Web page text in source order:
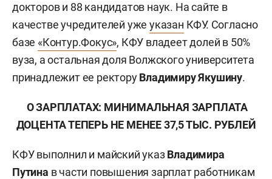
докторов и 88 кандидатов наук. На сайте в
качестве учредителей ужеуказан КФУ. Согласно
базе «Контур.Фокус», КФУ владеет долей в 50%
вуза, а остальная доля Волжского университета
принадлежит ее ректоруВладимиру Якушину.
О ЗАРПЛАТАХ: МИНИМАЛЬНАЯ ЗАРПЛАТА
ДОЦЕНТА ТЕПЕРЬ НЕ МЕНЕЕ 37,5 ТЫС. РУБЛЕЙ
КФУ выполнил и майский указВладимира
Путина в части повышения зарплат работникам